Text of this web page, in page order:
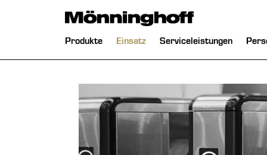
Navigation
Produkte Einsatz Serviceleistungen